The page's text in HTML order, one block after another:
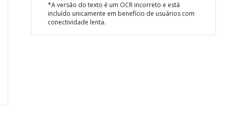
*A versão do texto é um OCR incorreto e está
incluído unicamente em benefício de usuários com
conectividade lenta.